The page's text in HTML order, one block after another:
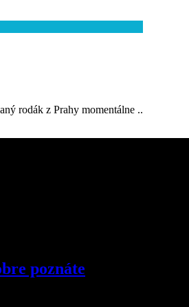
rodák z Prahy momentálne ..
poznáte